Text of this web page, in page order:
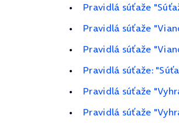
Pravidlá súťaže
Pravidlá súťaže
Pravidlá súťaže
Pravidlá súťaže:
Pravidlá súťaže
Pravidlá súťaže